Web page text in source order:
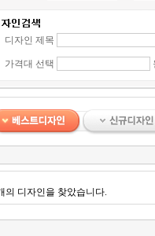
디자인 제목
가격대 선택
의 디자인을 찾았습니다.